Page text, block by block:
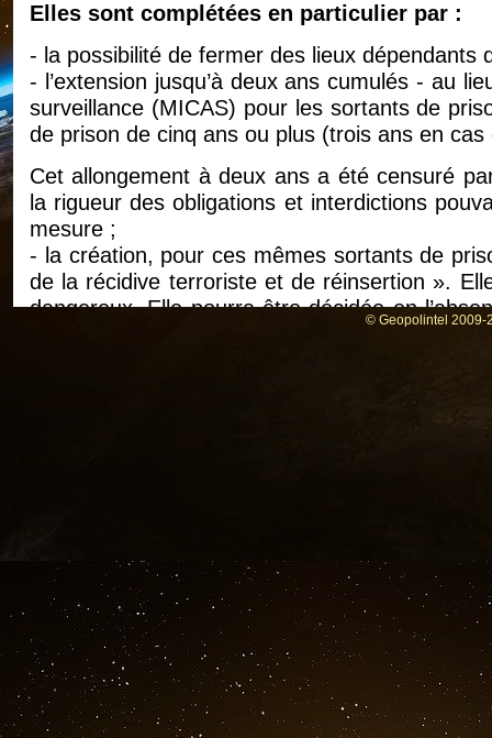
Elles sont complétées en particulier par :
- la possibilité de fermer des lieux dépendants
- l’extension jusqu’à deux ans cumulés - au
surveillance (MICAS) pour les sortants de
de prison de cinq ans ou plus (trois ans en cas
Cet allongement à deux ans a été censuré
la rigueur des obligations et interdictions
mesure ;
- la création, pour ces mêmes sortants de
de la récidive terroriste et de réinsertion ».
dangereux. Elle pourra être décidée en
sera d’un an maximum, renouvelable dans la
(fichier HOPSYWEB) des personnes
informations étaient limitées au préfet du lieu
Un amendement des députés a maintenu et
par le gouvernement sur l’application
interdiction de sortie du territoire, mesures
Les mesures sur le renseignement
© Geopolintel 2009-